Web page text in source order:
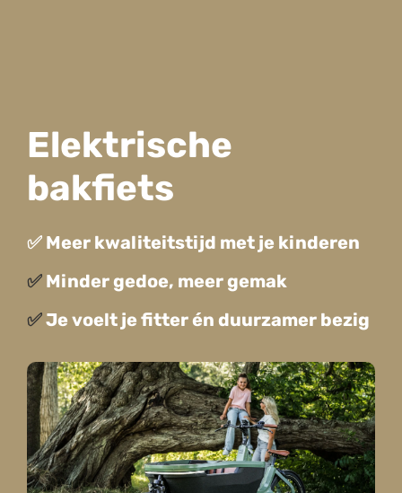
Elektrische
bakfiets
✅ Meer kwaliteitstijd met je kinderen
✅ Minder gedoe, meer gemak
✅Je voelt je fitter én duurzamer bezig